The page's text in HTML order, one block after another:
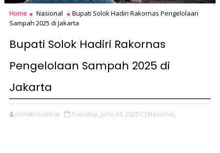
Home Nasional
Bupati Solok Hadiri Rakornas Pengelolaan
Sampah 2025 di Jakarta
Bupati Solok Hadiri Rakornas
Pengelolaan Sampah 2025 di
Jakarta
jurnalissumbar Tuesday, June 24, 2025 Nasional,